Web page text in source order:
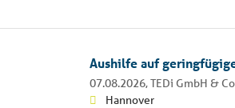
Aushilfe auf
07.08.2026,TEDi GmbH &
Hannover